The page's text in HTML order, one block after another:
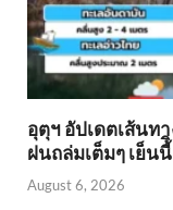
อุตุฯ อัปเดตเส้นท
ฝนถล่มเต็มๆ เย็นนี้ิ
August 6, 2026